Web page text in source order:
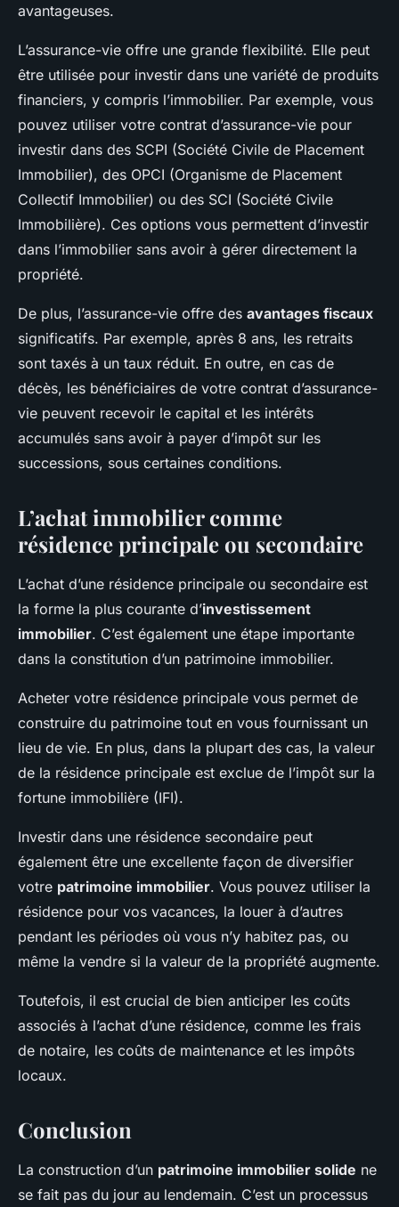
avantageuses.
L’assurance-vie offre une grande flexibilité. Elle peut
être utilisée pour investir dans une variété de produits
financiers, y compris l’immobilier. Par exemple, vous
pouvez utiliser votre contrat d’assurance-vie pour
investir dans des SCPI (Société Civile de Placement
Immobilier), des OPCI (Organisme de Placement
Collectif Immobilier) ou des SCI (Société Civile
Immobilière). Ces options vous permettent d’investir
dans l’immobilier sans avoir à gérer directement la
propriété.
De plus, l’assurance-vie offre des avantages fiscaux
significatifs. Par exemple, après 8 ans, les retraits
sont taxés à un taux réduit. En outre, en cas de
décès, les bénéficiaires de votre contrat d’assurance-
vie peuvent recevoir le capital et les intérêts
accumulés sans avoir à payer d’impôt sur les
successions, sous certaines conditions.
L’achat immobilier comme
résidence principale ou secondaire
L’achat d’une résidence principale ou secondaire est
la forme la plus courante d’investissement
immobilier. C’est également une étape importante
dans la constitution d’un patrimoine immobilier.
Acheter votre résidence principale vous permet de
construire du patrimoine tout en vous fournissant un
lieu de vie. En plus, dans la plupart des cas, la valeur
de la résidence principale est exclue de l’impôt sur la
fortune immobilière (IFI).
Investir dans une résidence secondaire peut
également être une excellente façon de diversifier
votre patrimoine immobilier. Vous pouvez utiliser la
résidence pour vos vacances, la louer à d’autres
pendant les périodes où vous n’y habitez pas, ou
même la vendre si la valeur de la propriété augmente.
Toutefois, il est crucial de bien anticiper les coûts
associés à l’achat d’une résidence, comme les frais
de notaire, les coûts de maintenance et les impôts
locaux.
Conclusion
La construction d’un patrimoine immobilier solide ne
se fait pas du jour au lendemain. C’est un processus